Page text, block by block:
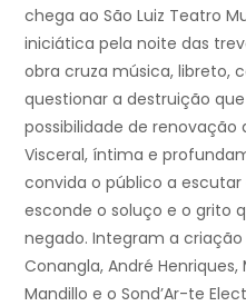
chega ao São Luiz Teatro
iniciática pela noite das
obra cruza música, libreto,
questionar a destruição
possibilidade de
Visceral, íntima e
convida o público a
esconde o soluço e o grito
negado. Integram a criação
Conangla, André Henriques,
Mandillo e o Sond’Ar-te